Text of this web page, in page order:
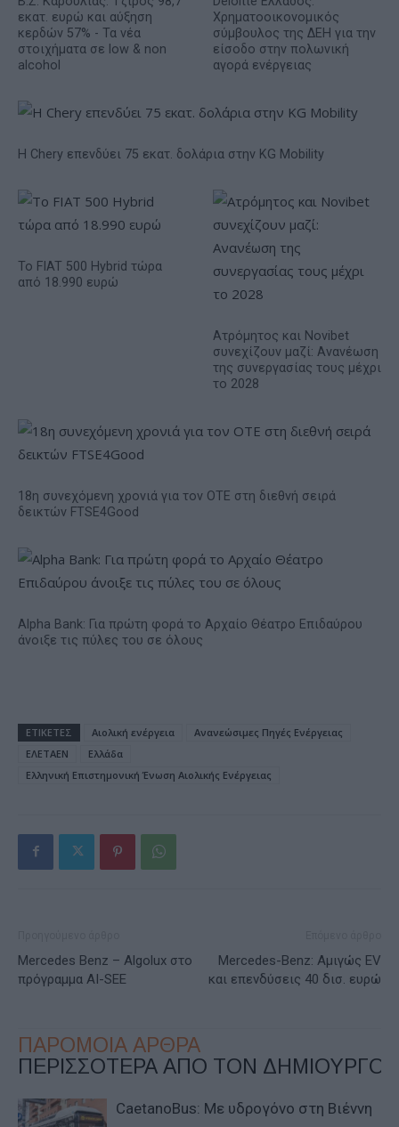
εκατ. ευρώ και αύξηση
κερδών 57% - Τα νέα
στοιχήματα σε low & non
alcohol
Χρηματοοικονομικός
σύμβουλος της ΔΕΗ για την
είσοδο στην πολωνική
αγορά ενέργειας
Η Chery επενδύει 75 εκατ. δολάρια στην KG Mobility
Το FIAT 500 Hybrid τώρα
από 18.990 ευρώ
Ατρόμητος και Novibet
συνεχίζουν μαζί: Ανανέωση
της συνεργασίας τους μέχρι
το 2028
18η συνεχόμενη χρονιά για τον ΟΤΕ στη διεθνή σειρά
δεικτών FTSE4Good
Alpha Bank: Για πρώτη φορά το Αρχαίο Θέατρο Επιδαύρου
άνοιξε τις πύλες του σε όλους
ΕΤΙΚΕΤΕΣ Αιολική ενέργεια
Ανανεώσιμες Πηγές Ενέργειας
ΕΛΕΤΑΕΝ
Ελλάδα
Ελληνική Επιστημονική Ένωση Αιολικής Ενέργειας
Mercedes Benz – Algolux στο
πρόγραμμα AI-SEE
Mercedes-Benz: Αμιγώς EV
και επενδύσεις 40 δισ. ευρώ
ΠΑΡΟΜΟΙΑ ΑΡΘΡΑ
ΠΕΡΙΣΣΟΤΕΡΑ ΑΠΟ ΤΟΝ ΔΗΜΙΟΥΡΓΟ
CaetanoBus: Mε υδρογόνο στη Βιέννη